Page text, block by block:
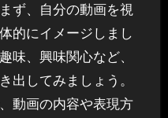
ず、自分の動画を視
的にイメージしまし
味、興味関心など、
出してみましょう。
動画の内容や表現方